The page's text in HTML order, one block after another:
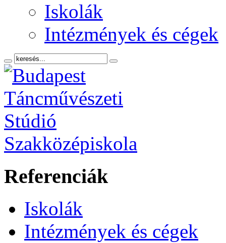
Iskolák
Intézmények és cégek
Referenciák
Iskolák
Intézmények és cégek